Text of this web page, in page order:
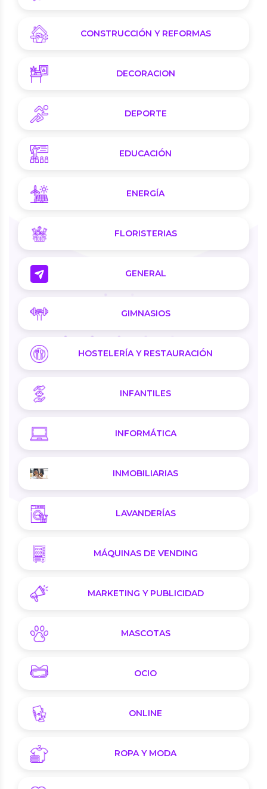
CONSTRUCCIÓN Y REFORMAS
DECORACION
DEPORTE
EDUCACIÓN
ENERGÍA
FLORISTERIAS
GENERAL
GIMNASIOS
HOSTELERÍA Y RESTAURACIÓN
INFANTILES
INFORMÁTICA
INMOBILIARIAS
LAVANDERÍAS
MÁQUINAS DE VENDING
MARKETING Y PUBLICIDAD
MASCOTAS
OCIO
ONLINE
ROPA Y MODA